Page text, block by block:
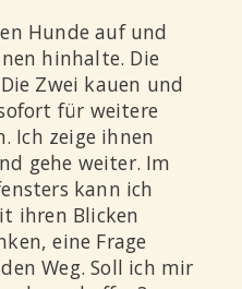
Hunde auf und
hinhalte. Die
Zwei kauen und
für weitere
Ich zeige ihnen
gehe weiter. Im
kann ich
ihren Blicken
eine Frage
Weg. Soll ich mir